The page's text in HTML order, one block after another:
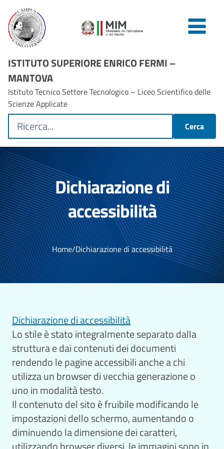
ISTITUTO SUPERIORE ENRICO FERMI –
MANTOVA
Istituto Tecnico Settore Tecnologico – Liceo Scientifico delle
Scienze Applicate
Cerca
Dichiarazione di
accessibilità
Home/Dichiarazione di accessibilità
Dichiarazione di accessibilità
Lo stile è stato integralmente separato dalla
struttura e dai contenuti dei documenti
rendendo le pagine accessibili anche a chi
utilizza un browser di vecchia generazione o
uno in modalità testo.
Il contenuto del sito è fruibile modificando le
impostazioni dello schermo, aumentando o
diminuendo la dimensione dei caratteri,